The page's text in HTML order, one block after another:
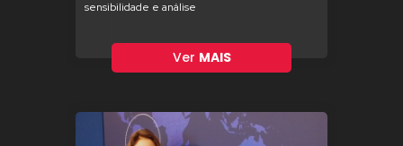
sensibilidade e análise
Ver MAIS